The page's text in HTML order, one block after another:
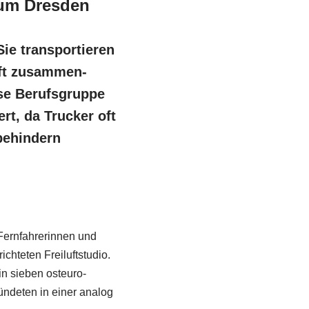
Dresden
transpor­tieren
zusammen­
Berufs­gruppe
da Trucker oft
und
Freiluft­studio.
sieben osteuro­
in einer analog